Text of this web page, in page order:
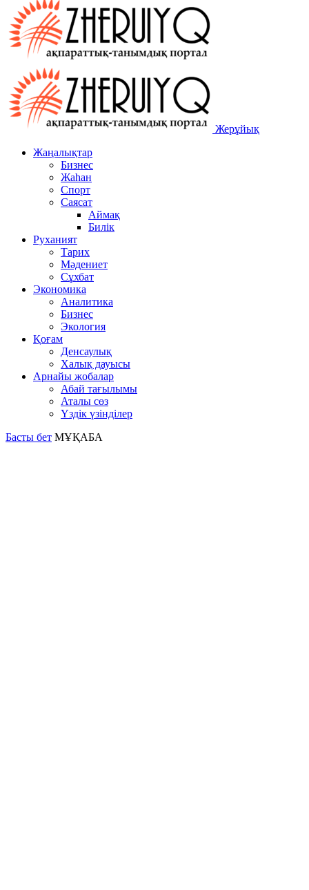
Жерұйық
Жаңалықтар
Бизнес
Жаһан
Спорт
Саясат
Аймақ
Билік
Руханият
Тарих
Мәдениет
Сұхбат
Экономика
Аналитика
Бизнес
Экология
Қоғам
Денсаулық
Халық дауысы
Арнайы жобалар
Абай тағылымы
Аталы сөз
Үздік үзінділер
Басты бет МҰҚАБА